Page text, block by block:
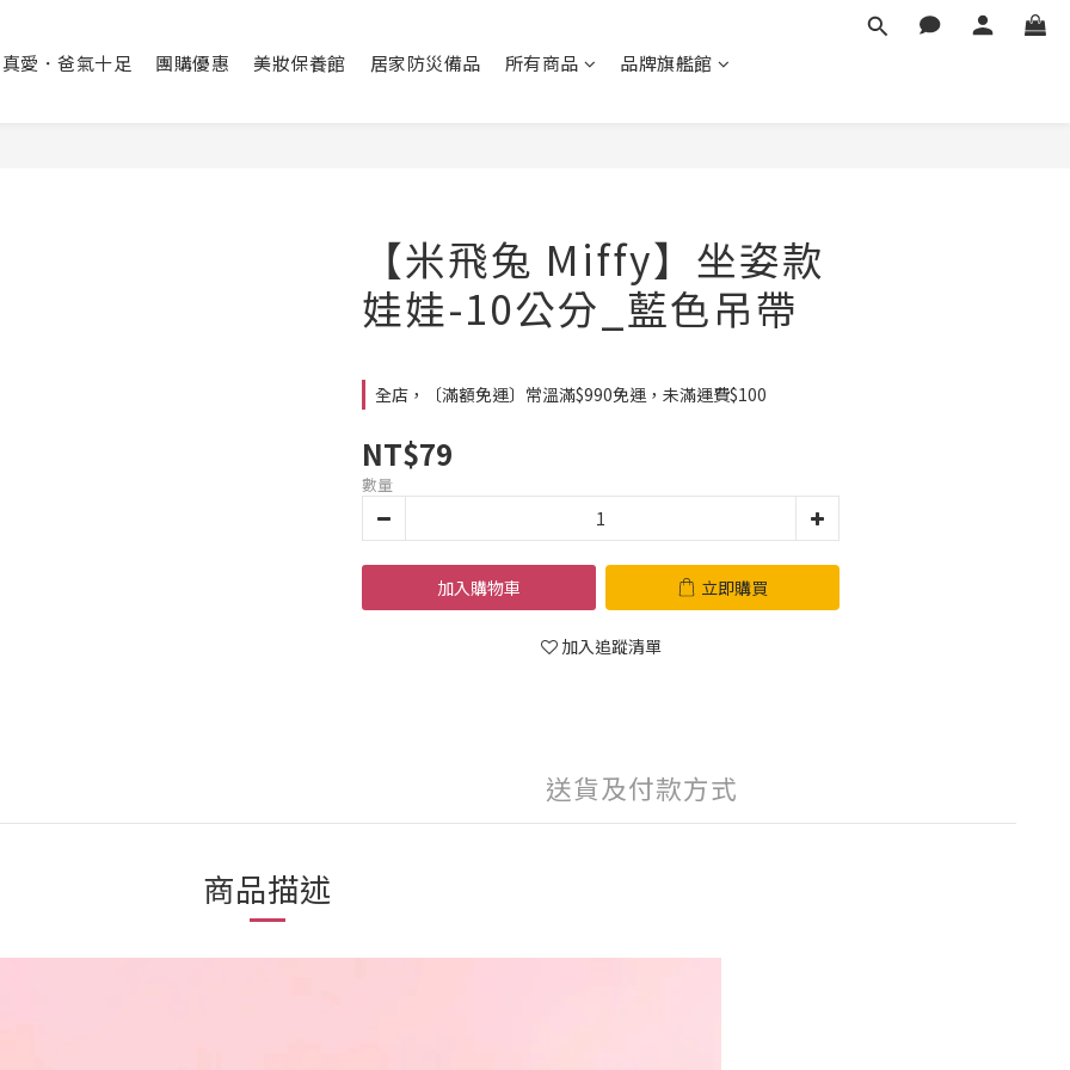
愛．爸氣十足 團購優惠 美妝保養館 居家防災備品 所有商品 品牌旗艦館
【米飛兔 Miffy】坐姿款
娃娃-10公分_藍色吊帶
全店，〔滿額免運〕常溫滿$990免運，未滿運費$100
NT$79
數量
加入購物車 立即購買
加入追蹤清單
送貨及付款方式
商品描述